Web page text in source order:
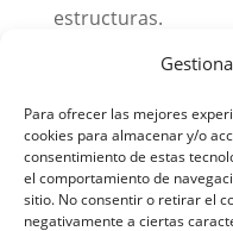
Para ofrecer las mejores
cookies para almacenar y/o
consentimiento de estas
el comportamiento de
sitio. No consentir o retirar el
negativamente a ciertas
estructuras.